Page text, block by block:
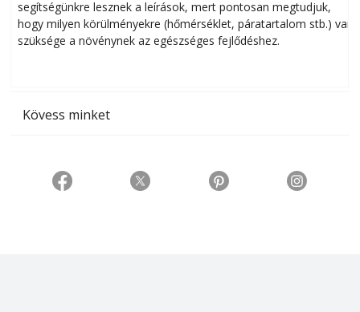
segítségünkre lesznek a leírások, mert pontosan megtudjuk,
hogy milyen körülményekre (hőmérséklet, páratartalom stb.) van
szüksége a növénynek az egészséges fejlődéshez.
Kövess minket